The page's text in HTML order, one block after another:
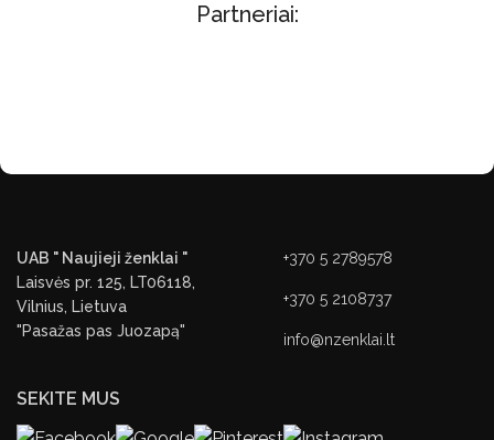
Partneriai:
UAB " Naujieji ženklai "
Laisvės pr. 125, LT06118,
Vilnius, Lietuva
"Pasažas pas Juozapą"
+370 5 2789578
+370 5 2108737
info@nzenklai.lt
SEKITE MUS